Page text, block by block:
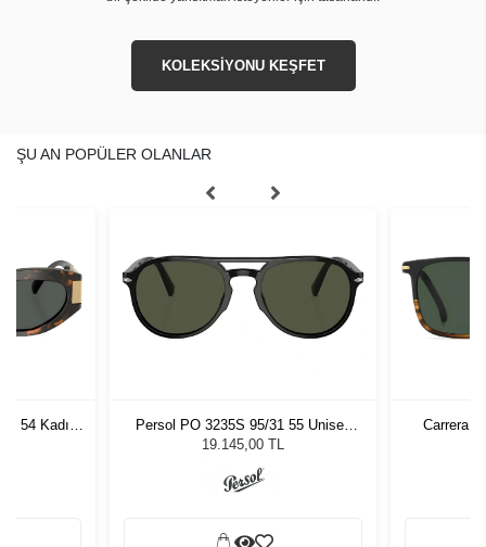
KOLEKSİYONU KEŞFET
ŞU AN POPÜLER OLANLAR
54 Kadın
Persol PO 3235S 95/31 55 Unisex
Güneş Gözlüğü
19.145,00 TL
Carrera